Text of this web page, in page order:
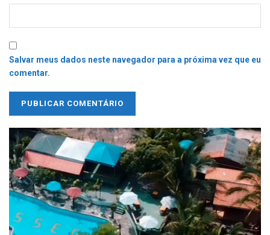
Salvar meus dados neste navegador para a próxima vez que eu
comentar.
Tocador
de
vídeo